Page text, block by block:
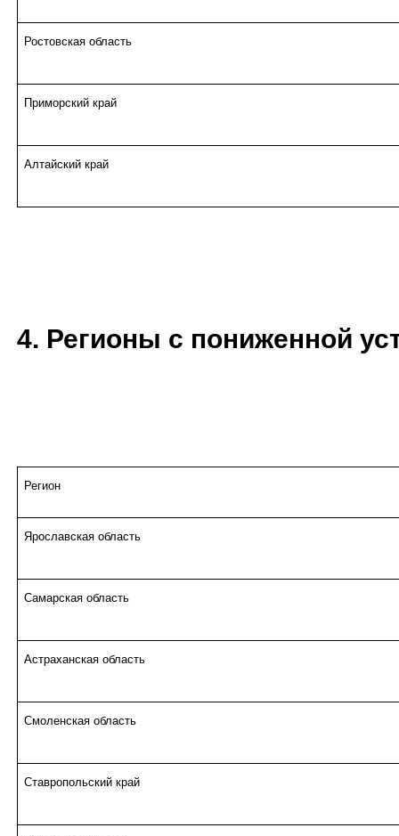
Ростовская область
Приморский край
Алтайский край
4. Регионы с пониженной
Регион
Ярославская область
Самарская область
Астраханская область
Смоленская область
Ставропольский край